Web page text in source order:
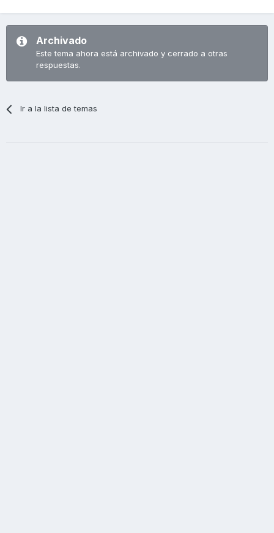
Archivado
Este tema ahora está archivado y cerrado a otras
respuestas.
Ir a la lista de temas